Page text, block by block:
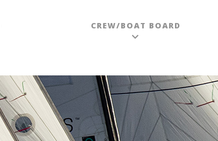
CREW/BOAT BOARD